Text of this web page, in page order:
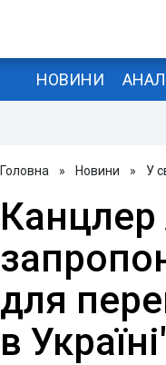
НОВИНИ
Головна » Новини » У
Канцлер
для
в